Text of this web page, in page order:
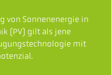
von Sonnenenergie in
(PV) gilt als jene
mit